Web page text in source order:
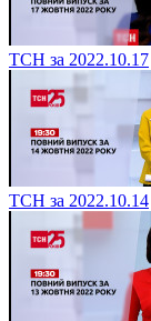
ТСН за 2022.10.17
ТСН за 2022.10.14